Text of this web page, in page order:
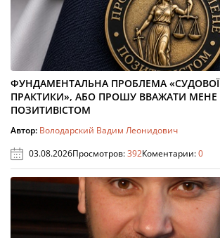
ФУНДАМЕНТАЛЬНА ПРОБЛЕМА «СУДОВОЇ
ПРАКТИКИ», АБО ПРОШУ ВВАЖАТИ МЕНЕ
ПОЗИТИВІСТОМ
Автор: Володарский Вадим Леонидович
03.08.2026Просмотров:392Коментарии:0